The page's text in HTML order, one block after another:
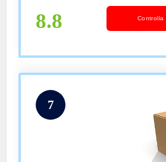
(nero)
8.8 Controlla
7